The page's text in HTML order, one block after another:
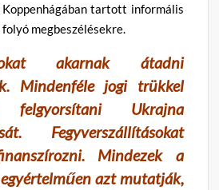
tartott informális
megbeszélésekre.
akarnak átadni
Mindenféle jogi trükkel
felgyorsítani Ukrajna
Fegyverszállításokat
Mindezek a
azt mutatják,